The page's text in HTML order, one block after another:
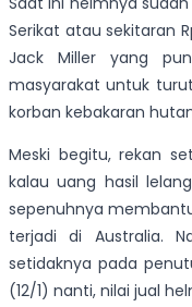
Serikat atau sekitaran
Jack Miller yang
masyarakat untuk
korban kebakaran
Meski begitu, rekan
kalau uang hasil
sepenuhnya
terjadi di Australia.
setidaknya pada
(12/1) nanti, nilai jual